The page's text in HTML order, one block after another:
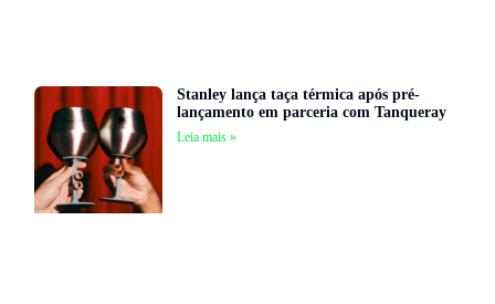
Stanley lança taça térmica após pré-
lançamento em parceria com Tanqueray
Leia mais »